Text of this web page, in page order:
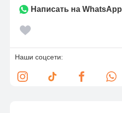
Написать на WhatsApp
Наши соцсети: